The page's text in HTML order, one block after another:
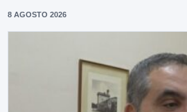
8 AGOSTO 2026